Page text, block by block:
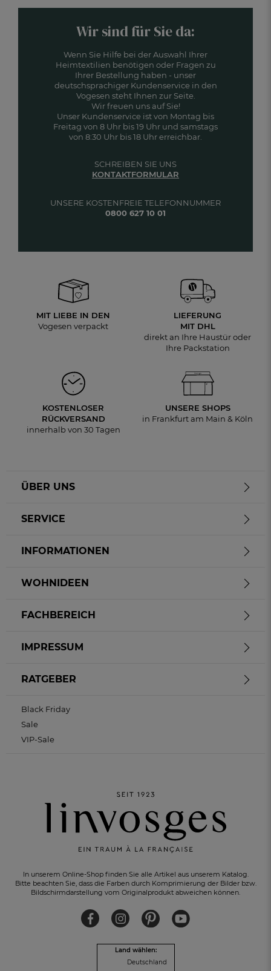
KOSTENLOSER RÜCKVERSANDinnerhalb von 30 Tagen
Wir sind für Sie da:
Wenn Sie Hilfe bei der Auswahl Ihrer
Heimtextilien benötigen oder Fragen zu
Ihrer Bestellung haben - unser
deutschsprachiger Kundenservice in den
Vogesen steht Ihnen zur Seite.
Wir freuen uns auf Sie!
Unser Kundenservice ist von Montag bis
Freitag von 8 Uhr bis 19 Uhr und samstags
von 8:30 Uhr bis 18 Uhr erreichbar.
UNSERE KOSTENFREIE TELEFONNUMMER
0800 627 10 01
SCHREIBEN SIE UNS
KONTAKTFORMULAR
MIT LIEBE IN DEN
Vogesen verpackt
LIEFERUNG
MIT DHL
direkt an Ihre Haustür oder
Ihre Packstation
KOSTENLOSER
RÜCKVERSAND
innerhalb von 30 Tagen
UNSERE SHOPS
in Frankfurt am Main & Köln
In unserem Online-Shop finden Sie alle Artikel aus unserem Katalog.
Bitte beachten Sie, dass die Farben durch Komprimierung der Bilder bzw.
Bildschirmdarstellung vom Originalprodukt abweichen können.
Land wählen:
Deutschland
ÜBER UNS
SERVICE
INFORMATIONEN
WOHNIDEEN
FACHBEREICH
IMPRESSUM
RATGEBER
Black Friday
Sale
VIP-Sale